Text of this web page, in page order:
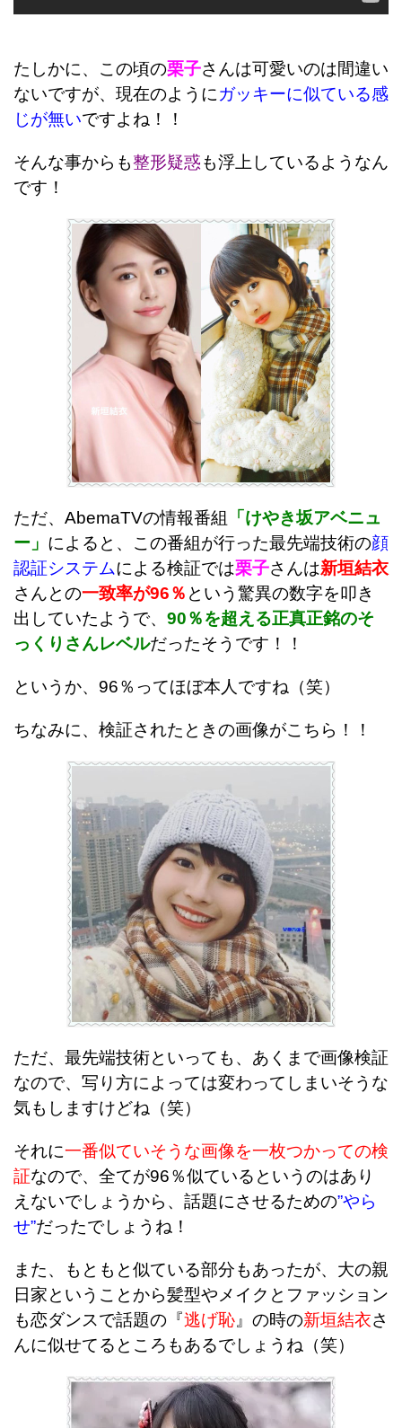
たしかに、この頃の栗子さんは可愛いのは間違い
ないですが、現在のようにガッキーに似ている感
じが無いですよね！！
そんな事からも整形疑惑も浮上しているようなん
です！
ただ、AbemaTVの情報番組 「けやき坂アベニュ
ー」 によると、この番組が行った最先端技術の顔
認証システムによる検証では栗子さんは新垣結衣
さんとの一致率が96％ という驚異の数字を叩き
出していたようで、 90％を超える正真正銘のそ
っくりさんレベルだったそうです！！
というか、96％ってほぼ本人ですね（笑）
ちなみに、検証されたときの画像がこちら！！
ただ、最先端技術といっても、あくまで画像検証
なので、写り方によっては変わってしまいそうな
気もしますけどね（笑）
それに一番似ていそうな画像を一枚つかっての検
証なので、全てが96％似ているというのはあり
えないでしょうから、話題にさせるための”やら
せ”だったでしょうね！
また、もともと似ている部分もあったが、大の親
日家ということから髪型やメイクとファッション
も恋ダンスで話題の『逃げ恥 』の時の新垣結衣さ
んに似せてるところもあるでしょうね（笑）